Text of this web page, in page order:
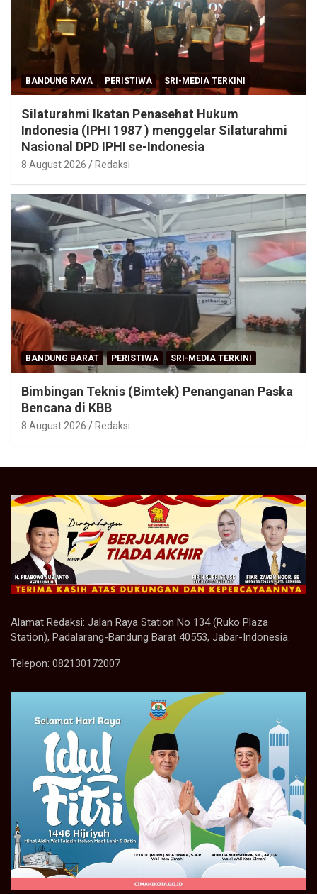
BANDUNG RAYA PERISTIWA SRI-MEDIA TERKINI
Silaturahmi Ikatan Penasehat Hukum
Indonesia (IPHI 1987 ) menggelar Silaturahmi
Nasional DPD IPHI se-Indonesia
8 August 2026 Redaksi
BANDUNG BARAT PERISTIWA SRI-MEDIA TERKINI
Bimbingan Teknis (Bimtek) Penanganan Paska
Bencana di KBB
8 August 2026 Redaksi
Alamat Redaksi: Jalan Raya Station No 134 (Ruko Plaza
Station), Padalarang-Bandung Barat 40553, Jabar-Indonesia.
Telepon: 082130172007